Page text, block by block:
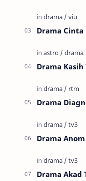
Drama Cinta
Drama
Drama
Drama
Drama Akad